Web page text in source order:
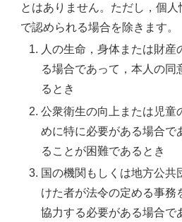
とはありません。ただし，個
で認められる場合を除きます。
人の生命，身体または財
る場合であって，本人の同
るとき
公衆衛生の向上または児童
めに特に必要がある場合で
ることが困難であるとき
国の機関もしくは地方公共
けた者が法令の定める事務
協力する必要がある場合で